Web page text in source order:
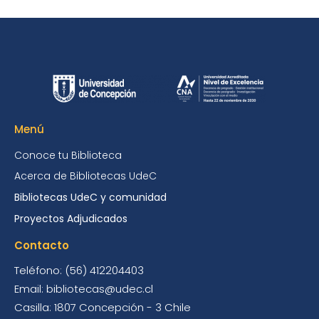
Menú
Conoce tu Biblioteca
Acerca de Bibliotecas UdeC
Bibliotecas UdeC y comunidad
Proyectos Adjudicados
Contacto
Teléfono: (56) 412204403
Email: bibliotecas@udec.cl
Casilla: 1807 Concepción - 3 Chile